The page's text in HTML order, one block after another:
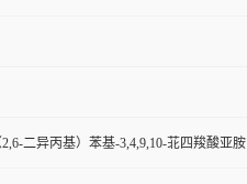
二异丙基）苯基-3,4,9,10-苝四羧酸亚胺